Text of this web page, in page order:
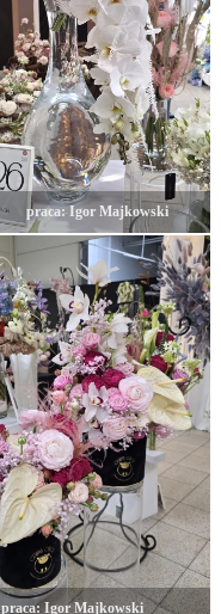
praca: Igor Majkowski
praca: Igor Majkowski